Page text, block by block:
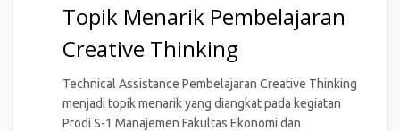
Topik Menarik Pembelajaran
Creative Thinking
Technical Assistance Pembelajaran Creative Thinking
menjadi topik menarik yang diangkat pada kegiatan
Prodi S-1 Manajemen Fakultas Ekonomi dan